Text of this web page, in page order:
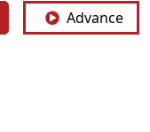
Advance